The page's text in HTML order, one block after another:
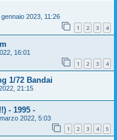
gennaio 2023, 11:26
1 2 3 4
16:01
1 2 3 4
1/72 Bandai
21:15
- 1995 -
2022, 5:03
1 2 3 4 5